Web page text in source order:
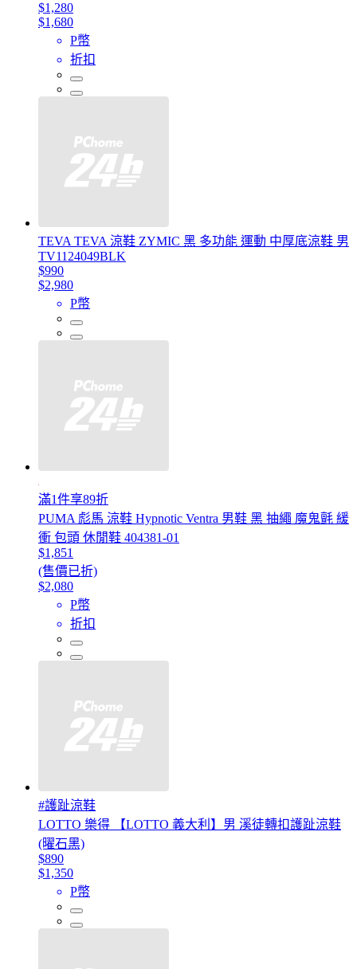
$1,280
$1,680
P幣
折扣
TEVA TEVA 涼鞋 ZYMIC 黑 多功能 運動 中厚底涼鞋 男
TV1124049BLK
$990
$2,980
P幣
滿1件享89折
PUMA 彪馬 涼鞋 Hypnotic Ventra 男鞋 黑 抽繩 魔鬼氈 緩
衝 包頭 休閒鞋 404381-01
$1,851
(售價已折)
$2,080
P幣
折扣
#護趾涼鞋
LOTTO 樂得 【LOTTO 義大利】男 溪徒轉扣護趾涼鞋
(曜石黑)
$890
$1,350
P幣